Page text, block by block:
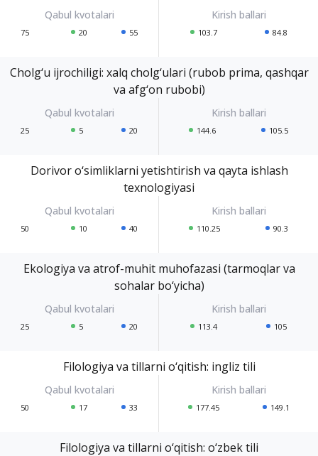
75 20 55 103.7 84.8
Cholg‘u ijrochiligi: xalq cholg‘ulari (rubob prima, qashqar
va afg‘on rubobi)
25 5 20 144.6 105.5
Dorivor o‘simliklarni yetishtirish va qayta ishlash
texnologiyasi
50 10 40 110.25 90.3
Ekologiya va atrof-muhit muhofazasi (tarmoqlar va
sohalar bo‘yicha)
25 5 20 113.4 105
Filologiya va tillarni o‘qitish: ingliz tili
50 17 33 177.45 149.1
Filologiya va tillarni o‘qitish: o‘zbek tili